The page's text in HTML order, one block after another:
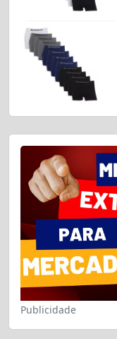
Publicidade